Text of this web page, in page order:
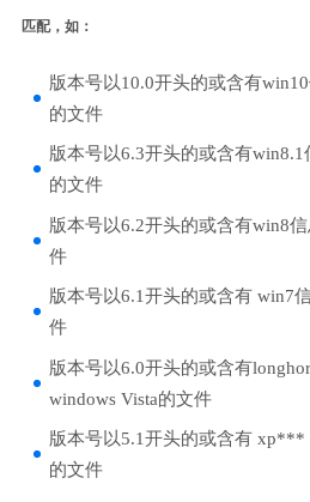
匹配，如：
版本号以10.0开头的或含有
的文件
版本号以6.3开头的或含有win8.1
的文件
版本号以6.2开头的或含有win8
件
版本号以6.1开头的或含有 win7
件
版本号以6.0开头的或含有
windows Vista的文件
版本号以5.1开头的或含有 xp***
的文件